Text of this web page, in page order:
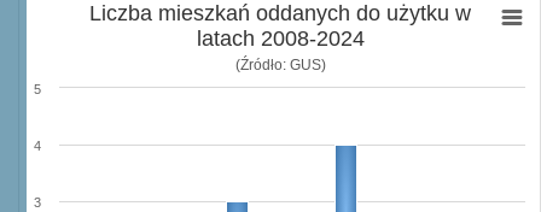
Liczba mieszkań oddanych do użytku w
latach 2008-2024
(Źródło: GUS)
3
4
5